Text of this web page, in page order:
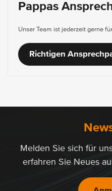
Pappas
Unser Team ist jederzeit gerne
Richtigen
Melden Sie sich für
erfahren Sie Neues